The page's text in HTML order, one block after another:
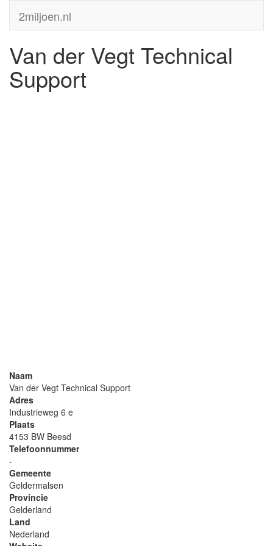
2miljoen.nl
Van der Vegt Technical
Support
Naam
Van der Vegt Technical Support
Adres
Industrieweg 6 e
Plaats
4153 BW Beesd
Telefoonnummer
-
Gemeente
Geldermalsen
Provincie
Gelderland
Land
Nederland